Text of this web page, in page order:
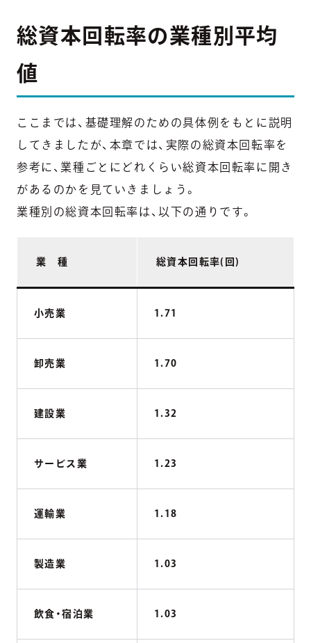
総資本回転率の業種別平均
値
ここまでは、基礎理解のための具体例をもとに説明
してきましたが、本章では、実際の総資本回転率を
参考に、業種ごとにどれくらい総資本回転率に開き
があるのかを見ていきましょう。
業種別の総資本回転率は、以下の通りです。
業 種 総資本回転率(回)
小売業 1.71
卸売業 1.70
建設業 1.32
サービス業 1.23
運輸業 1.18
製造業 1.03
飲食・宿泊業 1.03